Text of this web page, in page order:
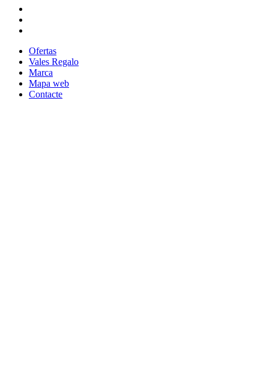
Ofertas
Vales Regalo
Marca
Mapa web
Contacte